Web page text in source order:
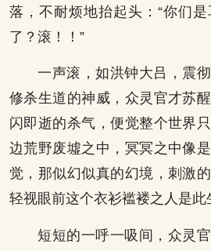
落，不耐烦地抬起头：“你们
了？滚！！”
一声滚，如洪钟大吕，震
修杀生道的神威，众灵官才苏
闪即逝的杀气，便觉整个世界
边荒野废墟之中，冥冥之中像
觉，那似幻似真的幻境，刺激
轻视眼前这个衣衫褴褛之人是此
短短的一呼一吸间，众灵